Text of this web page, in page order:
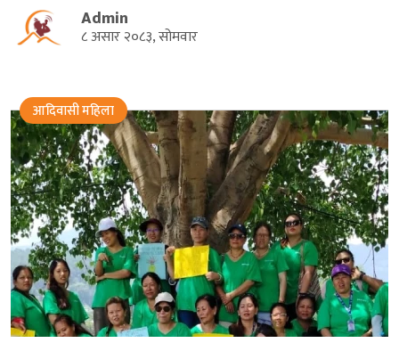
Admin
८ असार २०८३, सोमवार
आदिवासी महिला